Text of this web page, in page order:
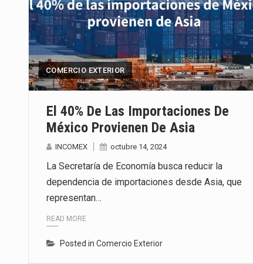
COMERCIO EXTERIOR
El 40% De Las Importaciones De
México Provienen De Asia
INCOMEX octubre 14, 2024
La Secretaría de Economía busca reducir la
dependencia de importaciones desde Asia, que
representan…
READ MORE
Posted in Comercio Exterior